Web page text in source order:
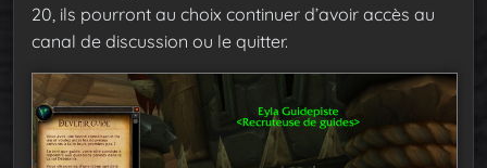
20, ils pourront au choix continuer d’avoir accès au
canal de discussion ou le quitter.